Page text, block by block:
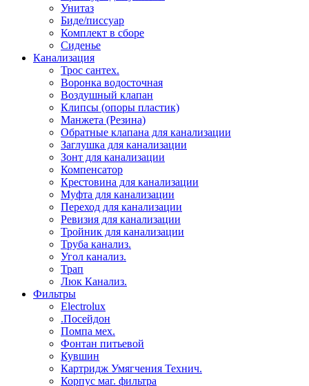
Унитаз
Биде/писсуар
Комплект в сборе
Сиденье
Канализация
Трос сантех.
Воронка водосточная
Воздушный клапан
Клипсы (опоры пластик)
Манжета (Резина)
Обратные клапана для канализации
Заглушка для канализации
Зонт для канализации
Компенсатор
Крестовина для канализации
Муфта для канализации
Переход для канализации
Ревизия для канализации
Тройник для канализации
Труба канализ.
Угол канализ.
Трап
Люк Канализ.
Фильтры
Electrolux
.Посейдон
Помпа мех.
Фонтан питьевой
Кувшин
Картридж Умягчения Технич.
Корпус маг. фильтра